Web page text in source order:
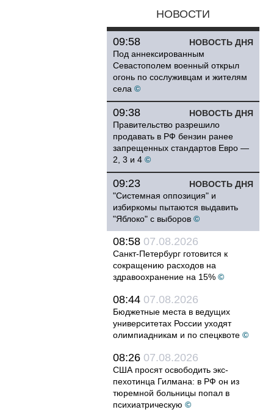
НОВОСТИ
НОВОСТЬ ДНЯ
09:58
Под аннексированным
Севастополем военный открыл
огонь по сослуживцам и жителям
села ©
НОВОСТЬ ДНЯ
09:38
Правительство разрешило
продавать в РФ бензин ранее
запрещенных стандартов Евро —
2, 3 и 4 ©
НОВОСТЬ ДНЯ
09:23
"Системная оппозиция" и
избиркомы пытаются выдавить
"Яблоко" с выборов ©
08:58 07.08.2026
Санкт-Петербург готовится к
сокращению расходов на
здравоохранение на 15% ©
08:44 07.08.2026
Бюджетные места в ведущих
университетах России уходят
олимпиадникам и по спецквоте ©
08:26 07.08.2026
США просят освободить экс-
пехотинца Гилмана: в РФ он из
тюремной больницы попал в
психиатрическую ©